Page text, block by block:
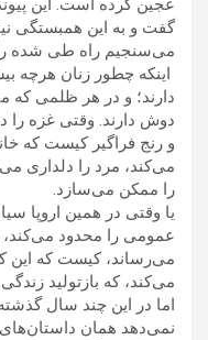
عجین کرده است. این
گفت و به این همبستگی
می‌سنجیم راه طی شده را.
اینکه چطور زنان هرچه
دارند؛ و در هر ظلمی که
دوش دارند. وقتی غزه را
و رنج فراگیر کیست که
می‌کند، مرد را دلداری
را ممکن می‌سازد.
یا وقتی در همین اروپا
عمومی را محدود می‌کند،
می‌رساند، کیست که این
می‌کند، که بازتولید
اما در این چند سال
نمی‌دهد همان داستان‌های